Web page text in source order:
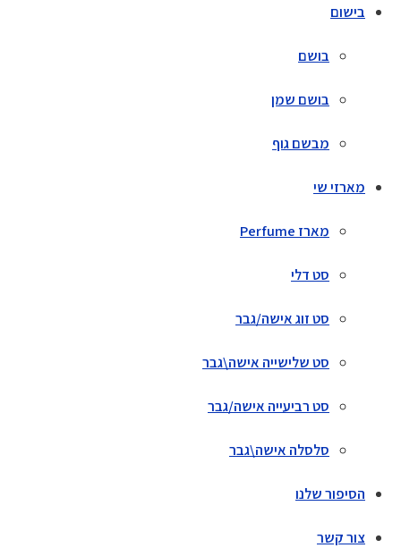
בישום
בושם
בושם שמן
מבשם גוף
מארזי שי
מארז Perfume
סט דלי
סט זוג אישה/גבר
סט שלישייה אישה\גבר
סט רביעייה אישה/גבר
סלסלה אישה\גבר
הסיפור שלנו
צור קשר